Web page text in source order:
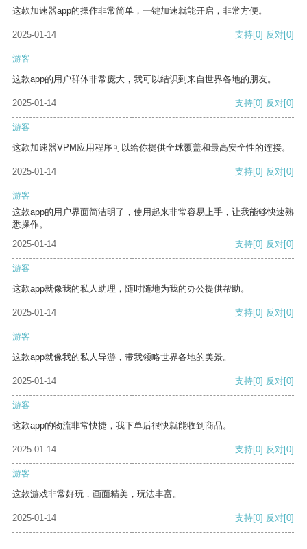
这款加速器app的操作非常简单，一键加速就能开启，非常方便。
2025-01-14 支持[0] 反对[0]
游客
这款app的用户群体非常庞大，我可以结识到来自世界各地的朋友。
2025-01-14 支持[0] 反对[0]
游客
这款加速器VPM应用程序可以给你提供全球覆盖和最高安全性的连接。
2025-01-14 支持[0] 反对[0]
游客
这款app的用户界面简洁明了，使用起来非常容易上手，让我能够快速熟
悉操作。
2025-01-14
支持[0] 反对[0]
游客
这款app就像我的私人助理，随时随地为我的办公提供帮助。
2025-01-14 支持[0] 反对[0]
游客
这款app就像我的私人导游，带我领略世界各地的美景。
2025-01-14 支持[0] 反对[0]
游客
这款app的物流非常快捷，我下单后很快就能收到商品。
2025-01-14 支持[0] 反对[0]
游客
这款游戏非常好玩，画面精美，玩法丰富。
2025-01-14 支持[0] 反对[0]